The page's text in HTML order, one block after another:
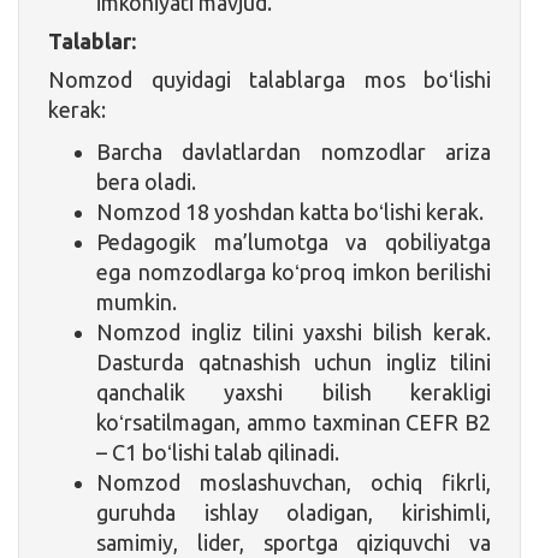
Talablar:
Nomzod quyidagi talablarga mos boʻlishi
kerak:
Barcha davlatlardan nomzodlar ariza
bera oladi.
Nomzod 18 yoshdan katta boʻlishi kerak.
Pedagogik ma’lumotga va qobiliyatga
ega nomzodlarga koʻproq imkon berilishi
mumkin.
Nomzod ingliz tilini yaxshi bilish kerak.
Dasturda qatnashish uchun ingliz tilini
qanchalik yaxshi bilish kerakligi
koʻrsatilmagan, ammo taxminan CEFR B2
– C1 boʻlishi talab qilinadi.
Nomzod moslashuvchan, ochiq fikrli,
guruhda ishlay oladigan, kirishimli,
samimiy, lider, sportga qiziquvchi va